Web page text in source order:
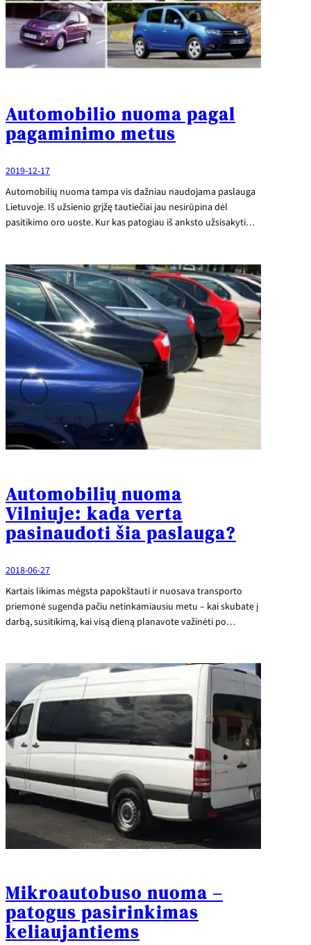
Automobilio nuoma pagal
pagaminimo metus
2019-12-17
Automobilių nuoma tampa vis dažniau naudojama paslauga
Lietuvoje. Iš užsienio grįžę tautiečiai jau nesirūpina dėl
pasitikimo oro uoste. Kur kas patogiau iš anksto užsisakyti…
Automobilių nuoma
Vilniuje: kada verta
pasinaudoti šia paslauga?
2018-06-27
Kartais likimas mėgsta papokštauti ir nuosava transporto
priemonė sugenda pačiu netinkamiausiu metu – kai skubate į
darbą, susitikimą, kai visą dieną planavote važinėti po…
Mikroautobuso nuoma –
patogus pasirinkimas
keliaujantiems